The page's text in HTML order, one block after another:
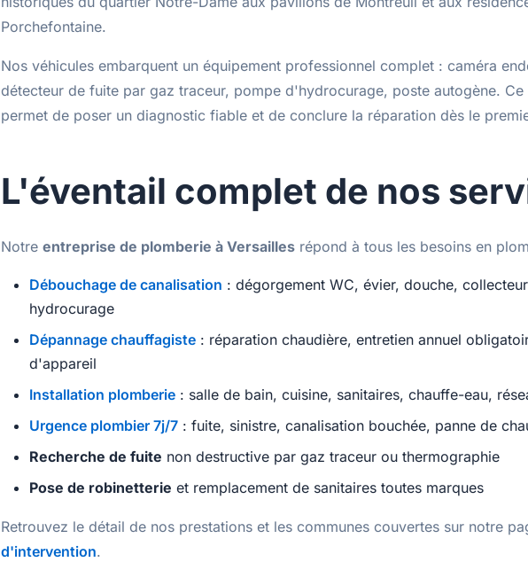
Porchefontaine.
Nos véhicules embarquent un équipement professionnel complet : caméra
détecteur de fuite par gaz traceur, pompe d'hydrocurage, poste autogène. Ce
permet de poser un diagnostic fiable et de conclure la réparation dès le
L'éventail complet de nos
Notre entreprise de plomberie à Versailles répond à tous les besoins en
Débouchage de canalisation : dégorgement WC, évier, douche,
hydrocurage
Dépannage chauffagiste : réparation chaudière, entretien annuel
d'appareil
Installation plomberie : salle de bain, cuisine, sanitaires, chauffe-eau,
Urgence plombier 7j/7 : fuite, sinistre, canalisation bouchée, panne de
Recherche de fuite non destructive par gaz traceur ou thermographie
Pose de robinetterie et remplacement de sanitaires toutes marques
Retrouvez le détail de nos prestations et les communes couvertes sur notre
d'intervention.